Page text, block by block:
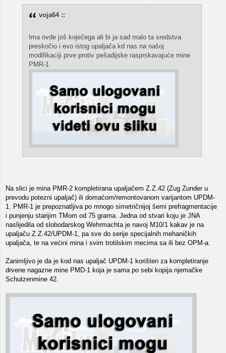
voja64 ::
Ima ovde još koječega ali bi ja sad malo ta sredstva
preskočio i evo istog upaljača kd nas na našoj
modifikaciji prve protiv pešadijske rasprskavajuće mine
PMR-1
Na slici je mina PMR-2 kompletirana upaljačem Z.Z.42 (Zug Zunder u
prevodu potezni upaljač) ili domaćom/remontovanom varijantom UPDM-
1. PMR-1 je prepoznatljiva po mnogo simetričnijoj šemi prefragmentacije
i punjenju starijim TMom od 75 grama. Jedna od stvari koju je JNA
naslijedila od slobodarskog Wehrmachta je navoj M10/1 kakav je na
upaljaču Z.Z.42/UPDM-1, pa sve do serije specijalnih mehaničkih
upaljača, te na većini mina i svim trotilskim mecima sa ili bez OPM-a.
Zanimljivo je da je kod nas upaljač UPDM-1 korišten za kompletiranje
drvene nagazne mine PMD-1 koja je sama po sebi kopija njemačke
Schutzenmine 42.